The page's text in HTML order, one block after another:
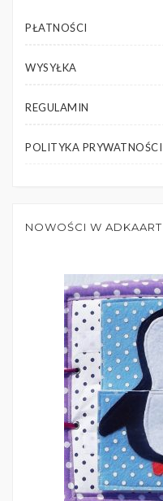
PŁATNOŚCI
WYSYŁKA
REGULAMIN
POLITYKA PRYWATNOŚCI
NOWOŚCI W ADKAART